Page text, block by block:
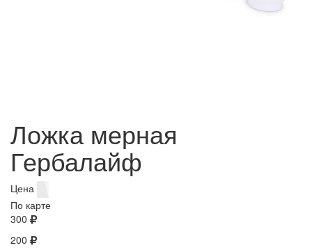
Ложка мерная
Гербалайф
Цена
По карте
300
200